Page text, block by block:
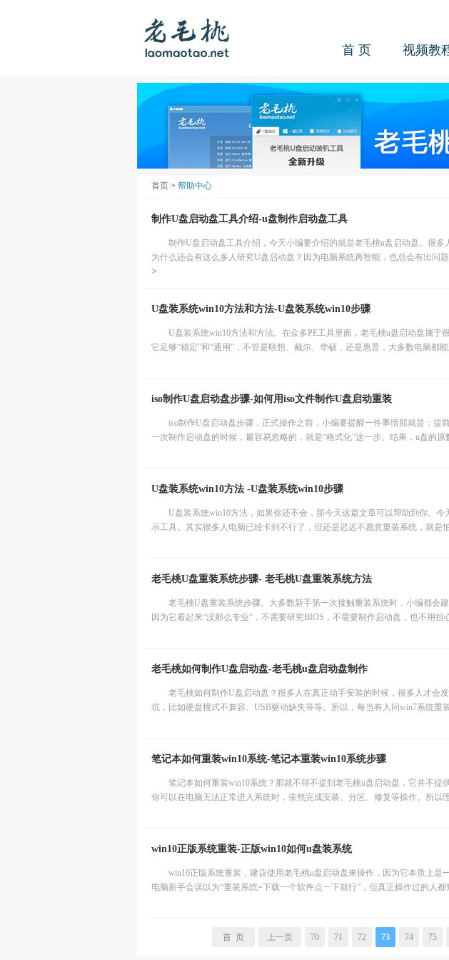
首 页 视频教
首页 > 帮助中心
制作U盘启动盘工具介绍-u盘制作启动盘工具
制作U盘启动盘工具介绍，今天小编要介绍的就是老毛桃u盘启动盘。很多
为什么还会有这么多人研究U盘启动盘？因为电脑系统再智能，也总会有出问
>
U盘装系统win10方法和方法-U盘装系统win10步骤
U盘装系统win10方法和方法。在众多PE工具里面，老毛桃u盘启动盘属于
它足够“稳定”和“通用”，不管是联想、戴尔、华硕，还是惠普，大多数电脑都
iso制作U盘启动盘步骤-如何用iso文件制作U盘启动重装
iso制作U盘启动盘步骤，正式操作之前，小编要提醒一件事情那就是：提
一次制作启动盘的时候，最容易忽略的，就是“格式化”这一步。结果，u盘的原
U盘装系统win10方法 -U盘装系统win10步骤
U盘装系统win10方法，如果你还不会，那今天这篇文章可以帮助到你。
示工具。其实很多人电脑已经卡到不行了，但还是迟迟不愿意重装系统，就是
老毛桃U盘重装系统步骤- 老毛桃U盘重装系统方法
老毛桃U盘重装系统步骤。大多数新手第一次接触重装系统时，小编都会
因为它看起来“没那么专业”，不需要研究BIOS，不需要制作启动盘，也不用担
老毛桃如何制作U盘启动盘-老毛桃u盘启动盘制作
老毛桃如何制作U盘启动盘？很多人在真正动手安装的时候，很多人才会
坑，比如硬盘模式不兼容、USB驱动缺失等等。所以，每当有人问win7系统重
笔记本如何重装win10系统-笔记本重装win10系统步骤
笔记本如何重装win10系统？那就不得不提到老毛桃u盘启动盘，它并不提
你可以在电脑无法正常进入系统时，依然完成安装、分区、修复等操作。所以
win10正版系统重装-正版win10如何u盘装系统
win10正版系统重装，建议使用老毛桃u盘启动盘来操作，因为它本质上是
电脑新手会误以为“重装系统=下载一个软件点一下就行”，但真正操作过的人
首 页 上一页 70 71 72 73 74 75